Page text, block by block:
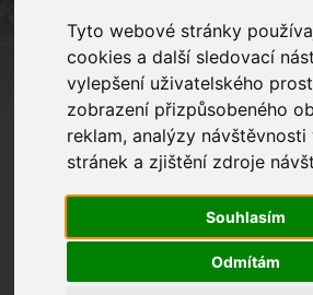
Tyto webové stránky
cookies a další sledovací
vylepšení uživatelského
zobrazení přizpůsobeného
reklam, analýzy
stránek a zjištění zdroje
Souhlasím
Odmítám
oprávnění ve Vizovicích